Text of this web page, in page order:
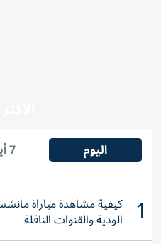
اليوم 7 أيام
1 كيفية مشاهدة مباراة
الودية والقنوات الناقلة